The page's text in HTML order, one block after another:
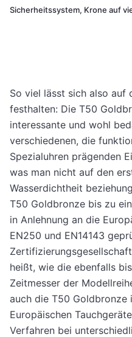
Sicherheitssystem, Krone auf
So viel lässt sich also auf
festhalten: Die T50
interessante und wohl
verschiedenen, die
Spezialuhren prägenden
was man nicht auf den
Wasserdichtheit
T50 Goldbronze bis zu
in Anlehnung an die
EN250 und EN14143
heißt, wie die ebenfalls
Zeitmesser der
auch die T50 Goldbronze
Europäischen
Verfahren bei